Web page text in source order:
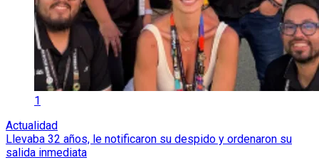
1
Actualidad
Llevaba 32 años, le notificaron su despido y ordenaron su
salida inmediata